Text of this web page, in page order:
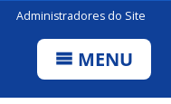
Administradores do Site
MENU